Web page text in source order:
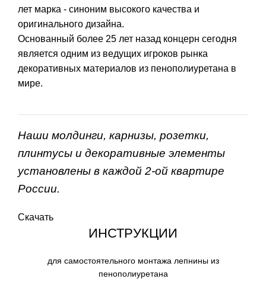
лет марка - синоним высокого качества и
оригинального дизайна.
Основанный более 25 лет назад концерн сегодня
является одним из ведущих игроков рынка
декоративных материалов из пенополиуретана в
мире.
Наши молдинги, карнизы, розетки,
плинтусы и декоративные элементы
установлены в каждой 2-ой квартире
России.
Скачать
ИНСТРУКЦИИ
для самостоятельного монтажа лепнины из
пенополиуретана